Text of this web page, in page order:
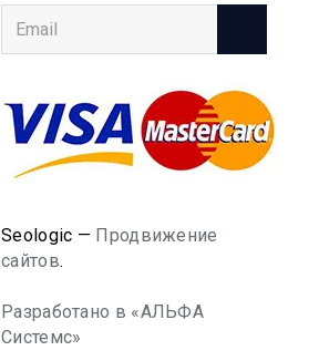
Seologic — Продвижение
сайтов.
Разработано в «АЛЬФА
Системс»